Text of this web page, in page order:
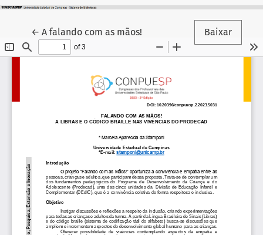
← Voltar aos Detalhes do Artigo
A falando com as mãos! Baixar